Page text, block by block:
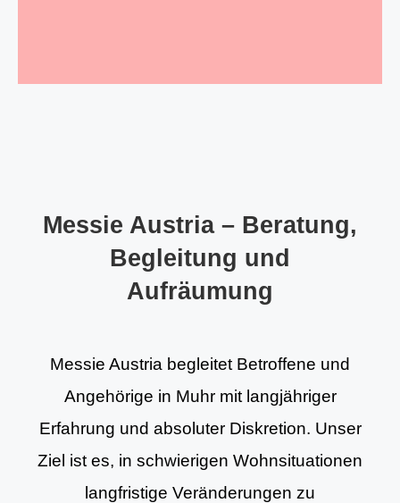
Messie Austria – Beratung,
Begleitung und
Aufräumung
Messie Austria begleitet Betroffene und
Angehörige in Muhr mit langjähriger
Erfahrung und absoluter Diskretion. Unser
Ziel ist es, in schwierigen Wohnsituationen
langfristige Veränderungen zu